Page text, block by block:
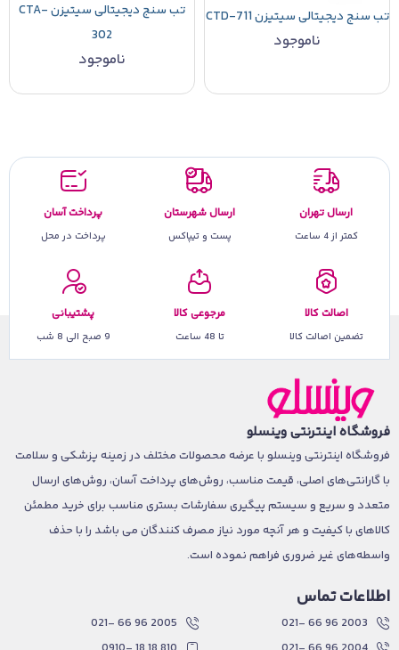
تب سنج دیجیتالی سیتیزن CTD-711
ناموجود
تب سنج دیجیتالی سیتیزن CTA-
302
ناموجود
ارسال تهران
کمتر از 4 ساعت
ارسال شهرستان
پست و تیپاکس
پرداخت آسان
پرداخت در محل
اصالت کالا
تضمین اصالت کالا
مرجوعی کالا
تا 48 ساعت
پشتیبانی
9 صبح الی 8 شب
فروشگاه اینترنتی وینسلو
فروشگاه اینترنتی وینسلو با عرضه محصولات مختلف در زمینه پزشکی و سلامت
با گارانتی‌های اصلی، قیمت مناسب، روش‌های پرداخت آسان، روش‌های ارسال
متعدد و سریع و سیستم پیگیری سفارشات بستری مناسب برای خرید مطمئن
کالاهای با کیفیت و هر آنچه مورد نیاز مصرف کنندگان می باشد را با حذف
واسطه‌های غیر ضروری فراهم نموده است.
اطلاعات تماس
2003 96 66 -021
2005 96 66 -021